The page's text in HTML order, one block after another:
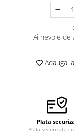
Ai nevoie de
Adauga
Plata
Plata securizata